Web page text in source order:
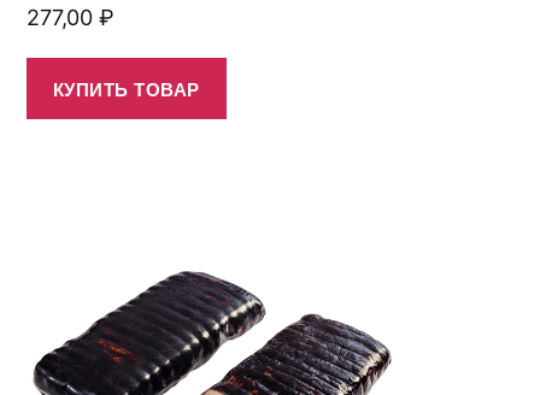
277,00 ₽
КУПИТЬ ТОВАР